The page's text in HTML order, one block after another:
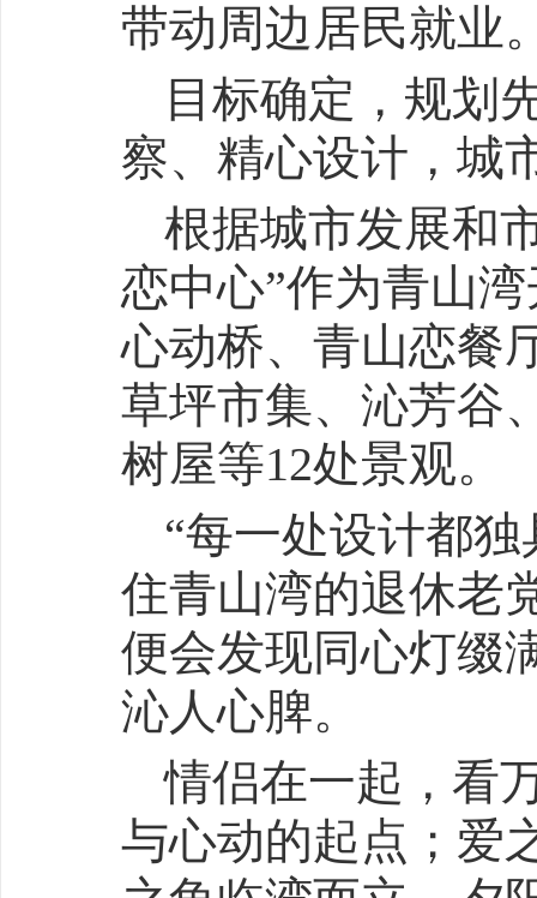
带动周边居民就业
目标确定，规划
察、精心设计，城
根据城市发展和
恋中心”作为青山
心动桥、青山恋餐
草坪市集、沁芳谷
树屋等12处景观。
“每一处设计都
住青山湾的退休老
便会发现同心灯缀
沁人心脾。
情侣在一起，看
与心动的起点；爱